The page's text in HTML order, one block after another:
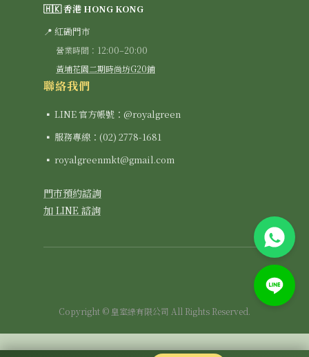
🇭🇰 香港 HONG KONG
📍 紅磡門市
營業時間：12:00–20:00
黃埔花園二期時尚坊G20鋪
聯絡我們
▪ LINE 官方帳號：@royalgreen
▪ 服務專線：(02) 2778-1681
▪ royalgreenmkt@gmail.com
門市預約諮詢
加 LINE 諮詢
Copyright © 皇室綠有限公司 All Rights Reserved.